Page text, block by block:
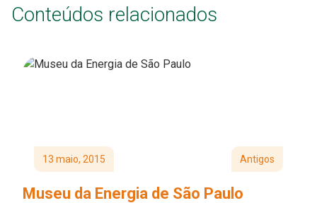
Conteúdos relacionados
13 maio, 2015 Antigos
Museu da Energia de São Paulo